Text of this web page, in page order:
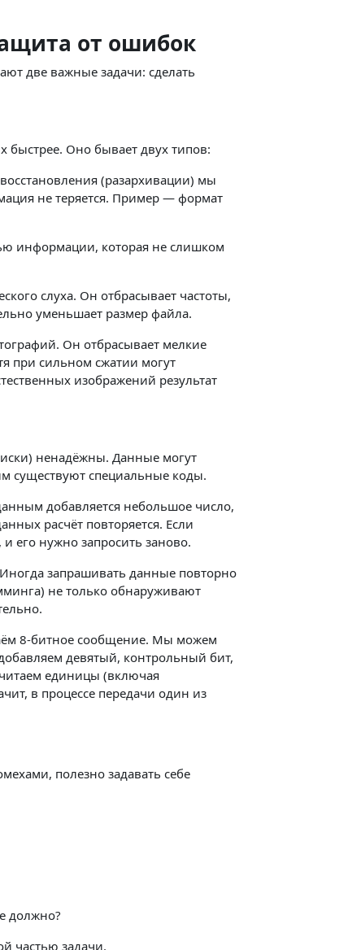
от ошибок
две важные задачи: сделать
быстрее. Оно бывает двух типов:
(разархивации) мы
не теряется. Пример — формат
информации, которая не слишком
слуха. Он отбрасывает частоты,
уменьшает размер файла.
Он отбрасывает мелкие
при сильном сжатии могут
изображений результат
ненадёжны. Данные могут
существуют специальные коды.
добавляется небольшое число,
расчёт повторяется. Если
его нужно запросить заново.
запрашивать данные повторно
не только обнаруживают
8-битное сообщение. Мы можем
девятый, контрольный бит,
единицы (включая
в процессе передачи один из
полезно задавать себе
должно?
частью задачи.